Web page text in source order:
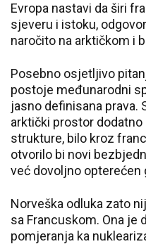
Evropa nastavi da širi
sjeveru i istoku,
naročito na arktičkom i
Posebno osjetljivo
postoje međunarodni
jasno definisana prava.
arktički prostor
strukture, bilo kroz
otvorilo bi novi
već dovoljno opterećen
Norveška odluka zato
sa Francuskom. Ona je
pomjeranja ka